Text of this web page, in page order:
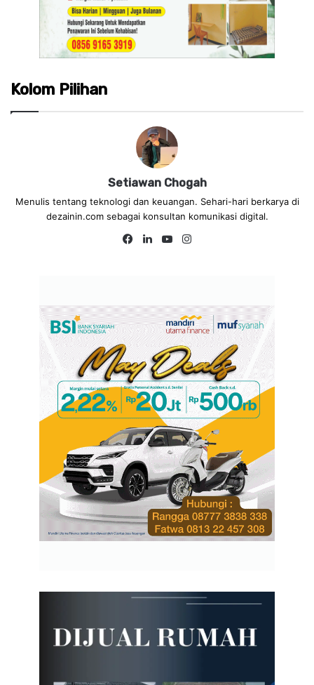
Kolom Pilihan
Setiawan Chogah
Menulis tentang teknologi dan keuangan. Sehari-hari berkarya di
dezainin.com sebagai konsultan komunikasi digital.
Fa
Lin
Yo